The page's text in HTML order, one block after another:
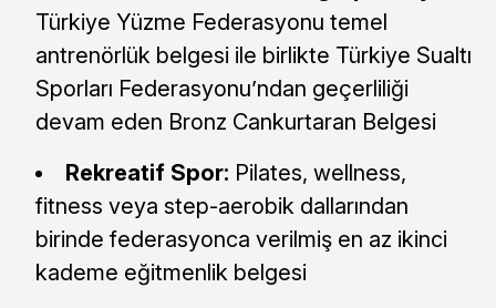
Türkiye Yüzme Federasyonu temel
antrenörlük belgesi ile birlikte Türkiye Sualtı
Sporları Federasyonu’ndan geçerliliği
devam eden Bronz Cankurtaran Belgesi
Rekreatif Spor: Pilates, wellness,
fitness veya step-aerobik dallarından
birinde federasyonca verilmiş en az ikinci
kademe eğitmenlik belgesi